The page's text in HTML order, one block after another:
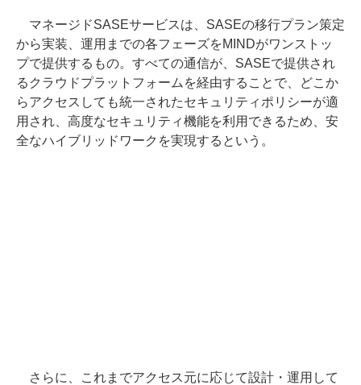
マネージドSASEサービスは、SASEの移行プラン策定
から実装、運用までの各フェーズをMINDがワンストッ
プで提供するもの。すべての通信が、SASEで提供され
るクラウドプラットフォームを経由することで、どこか
らアクセスしても統一されたセキュリティポリシーが適
用され、高度なセキュリティ機能を利用できるため、安
全なハイブリッドワークを実現するという。
さらに、これまでアクセス元に応じて設計・運用して